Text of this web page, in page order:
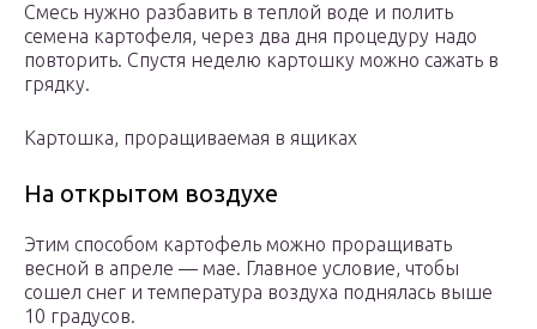
Смесь нужно разбавить в теплой воде и полить
семена картофеля, через два дня процедуру надо
повторить. Спустя неделю картошку можно сажать в
грядку.
Картошка, проращиваемая в ящиках
На открытом воздухе
Этим способом картофель можно проращивать
весной в апреле — мае. Главное условие, чтобы
сошел снег и температура воздуха поднялась выше
10 градусов.